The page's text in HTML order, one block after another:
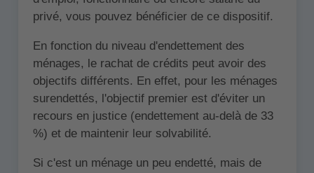
privé, vous pouvez bénéficier de ce dispositif.
En fonction du niveau d'endettement des
ménages, le rachat de crédits peut avoir des
objectifs différents. En effet, pour les ménages
surendettés, l'objectif premier est d'éviter un
recours en justice (endettement au-delà de 33
%) et de maintenir leur solvabilité.
Si c'est un ménage un peu endetté, mais de